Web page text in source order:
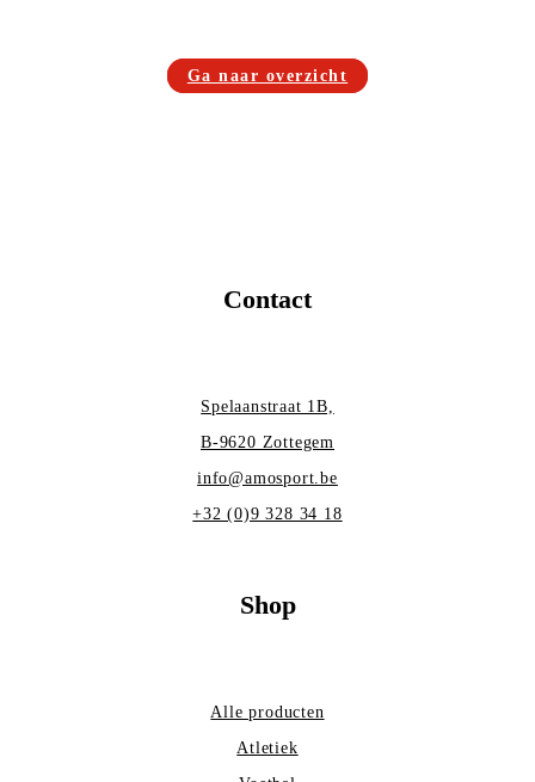
Ga naar overzicht
Contact
Spelaanstraat 1B,
B-9620 Zottegem
info@amosport.be
+32 (0)9 328 34 18
Shop
Alle producten
Atletiek